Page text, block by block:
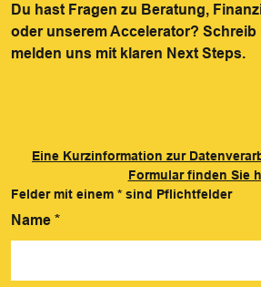
Du hast Fragen zu Beratung,
oder unserem Accelerator? Schreib
melden uns mit klaren Next Steps.
Eine Kurzinformation zur
Formular finden Sie
Felder mit einem * sind Pflichtfelder
Name *